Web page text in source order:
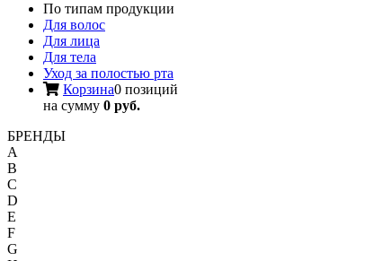
По типам продукции
Для волос
Для лица
Для тела
Уход за полостью рта
Корзина0 позиций
на сумму 0 руб.
БРЕНДЫ
A
B
C
D
E
F
G